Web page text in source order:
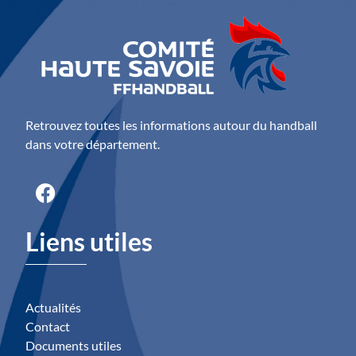
Retrouvez toutes les informations autour du handball
dans votre département.
Liens utiles
Actualités
Contact
Documents utiles